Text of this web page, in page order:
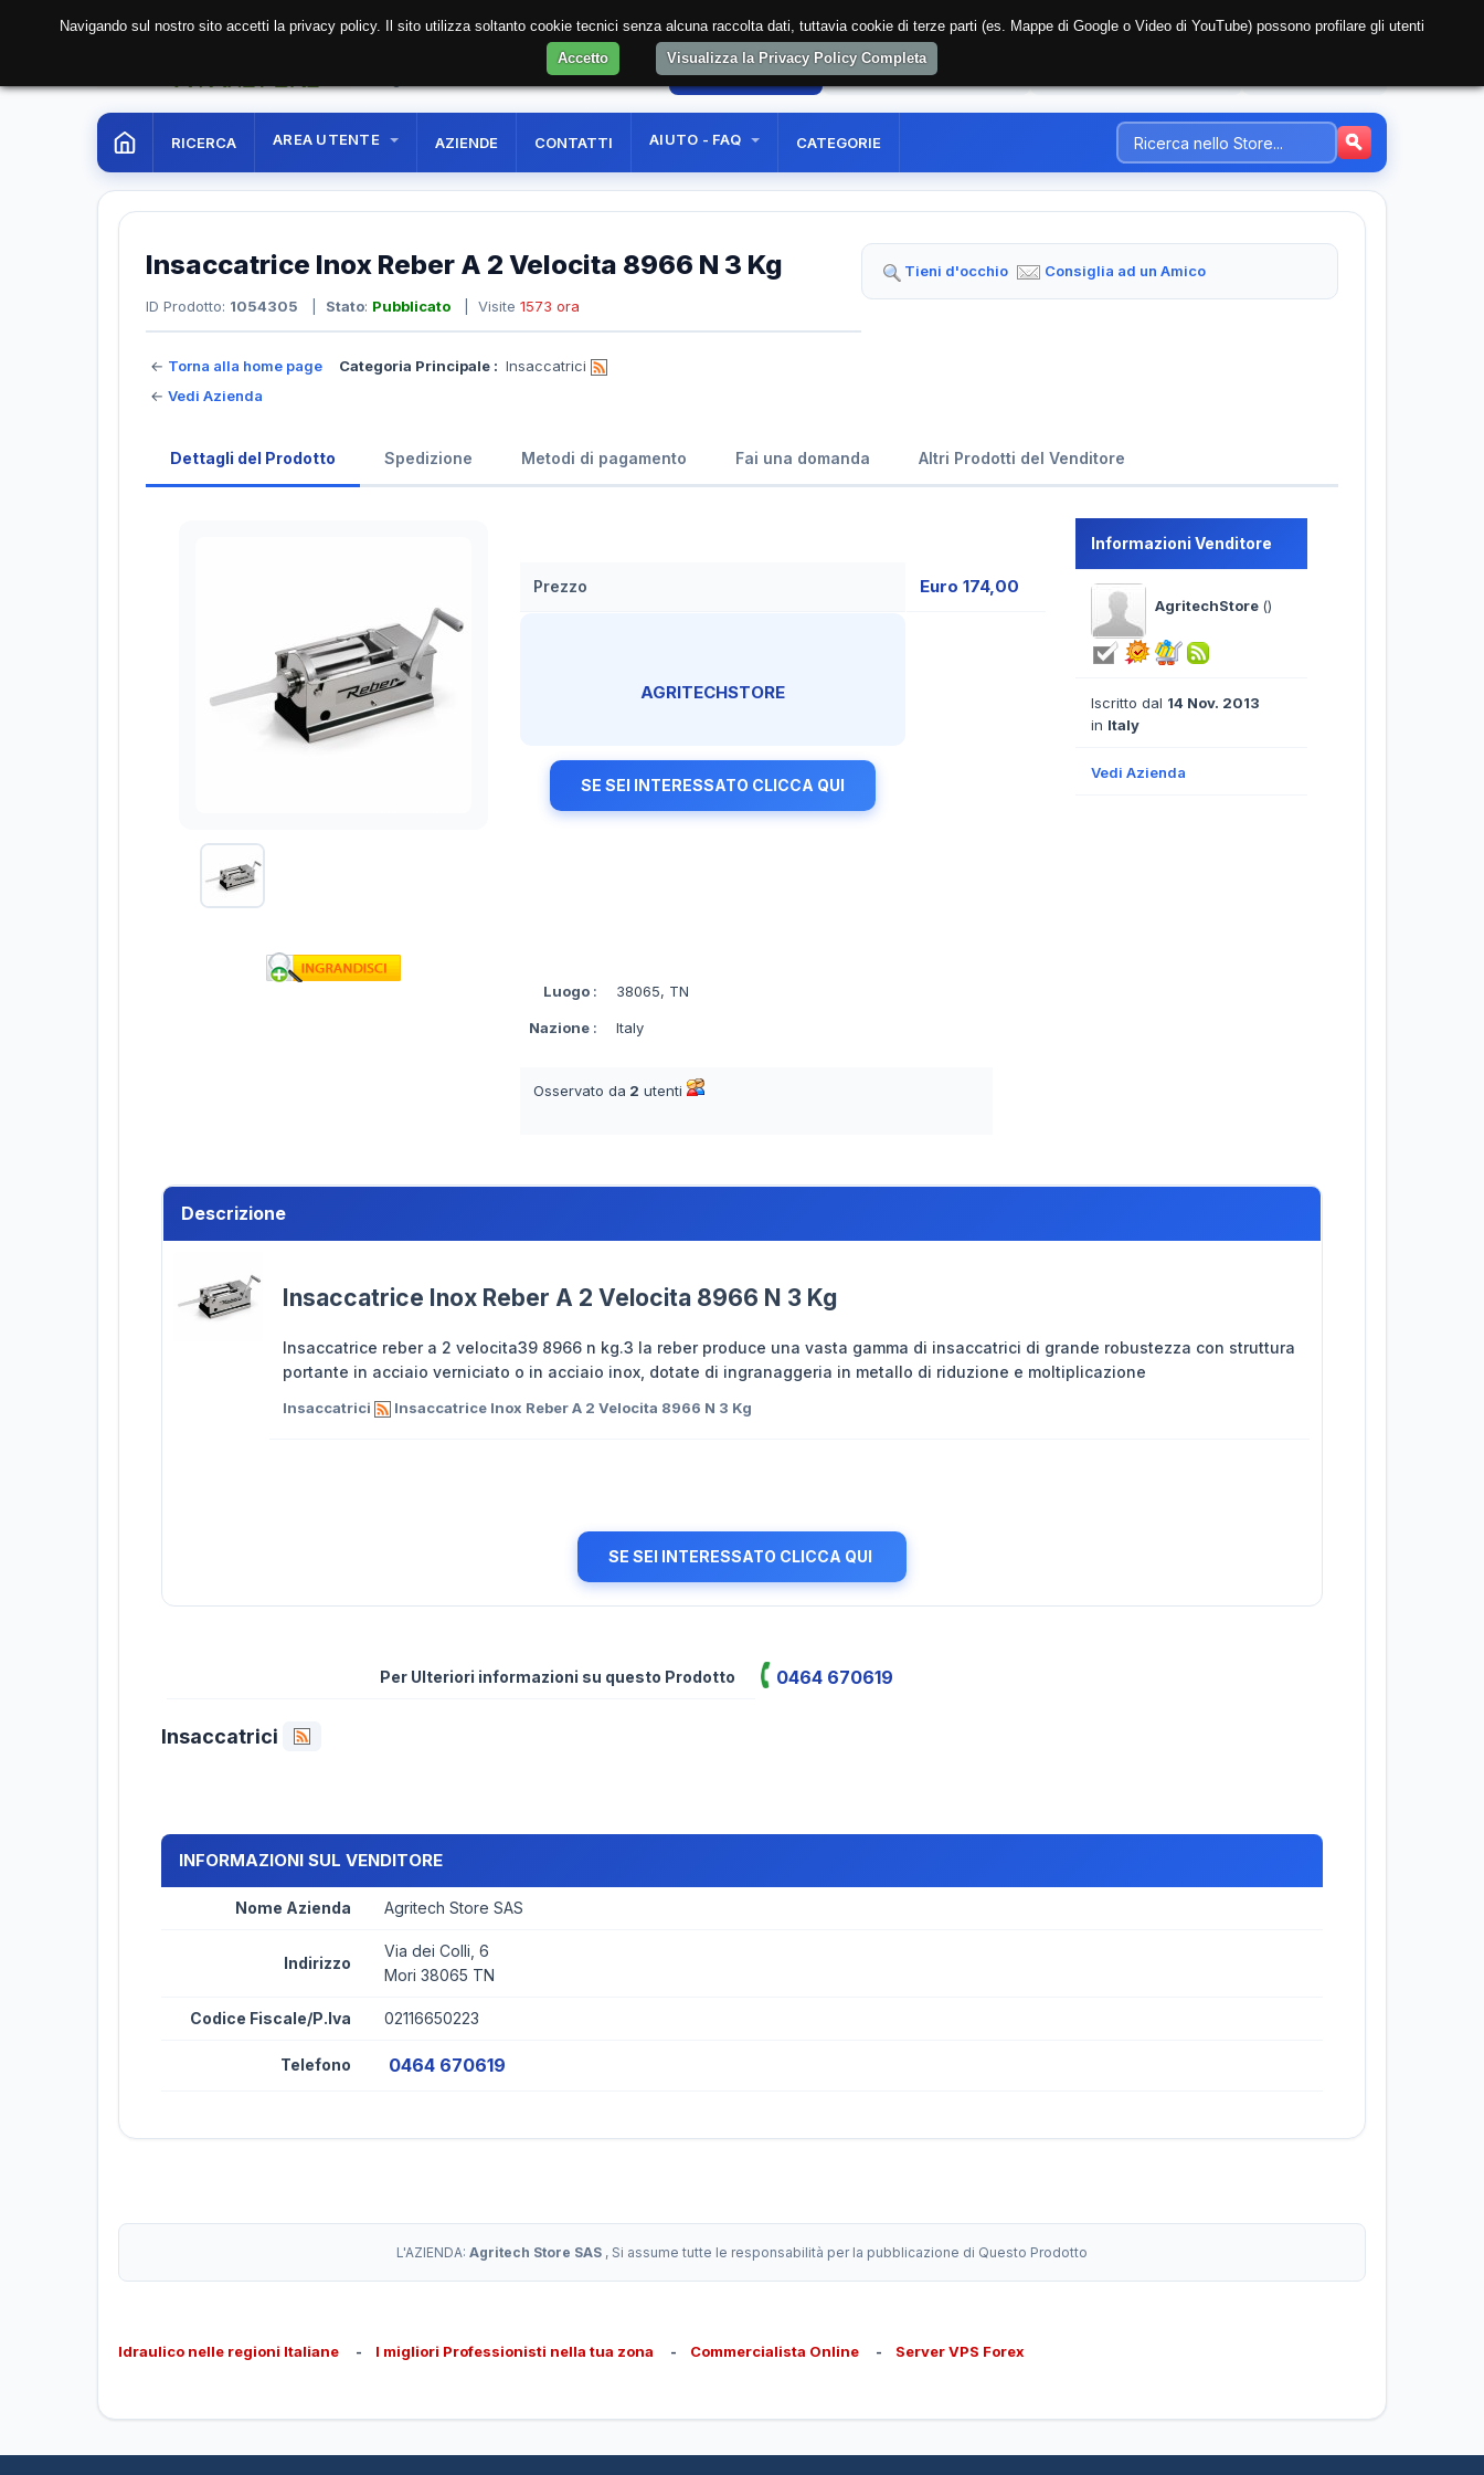
AREA RISERVATA REGISTRAZIONE UTENTE
RICERCA AREA UTENTE AZIENDE CONTATTI AIUTO - FAQ CATEGORIE
Insaccatrice Inox Reber A 2 Velocita 8966 N 3 Kg
ID Prodotto: 1054305 Stato: Pubblicato | Visite 1573 ora
← Torna alla home page
← Vedi Azienda
Categoria Principale : Insaccatrici
Tieni d'occhio Consiglia ad un Amico
Dettagli del Prodotto Spedizione Metodi di pagamento Fai una domanda Altri Prodotti del Venditore
Prezzo Euro 174,00
AGRITECHSTORE
SE SEI INTERESSATO CLICCA QUI
Luogo : 38065, TN
Nazione : Italy
Osservato da 2 utenti
Informazioni Venditore
AgritechStore ()
Iscritto dal 14 Nov. 2013
in Italy
Vedi Azienda
Descrizione
Insaccatrice Inox Reber A 2 Velocita 8966 N 3 Kg
Insaccatrice reber a 2 velocita39 8966 n kg.3 la reber produce una vasta gamma di insaccatrici di grande robustezza con struttura
portante in acciaio verniciato o in acciaio inox, dotate di ingranaggeria in metallo di riduzione e moltiplicazione
Insaccatrici Insaccatrice Inox Reber A 2 Velocita 8966 N 3 Kg
SE SEI INTERESSATO CLICCA QUI
Per Ulteriori informazioni su questo Prodotto 0464 670619
Insaccatrici
INFORMAZIONI SUL VENDITORE
Nome Azienda Agritech Store SAS
Indirizzo
Via dei Colli, 6
Mori 38065 TN
Codice Fiscale/P.Iva 02116650223
Telefono 0464 670619
L'AZIENDA: Agritech Store SAS , Si assume tutte le responsabilità per la pubblicazione di Questo Prodotto
Idraulico nelle regioni Italiane - I migliori Professionisti nella tua zona - Commercialista Online - Server VPS Forex
Navigando sul nostro sito accetti la privacy policy. Il sito utilizza soltanto cookie tecnici senza alcuna raccolta dati, tuttavia cookie di terze parti (es. Mappe di Google o Video di YouTube) possono profilare gli utenti
Accetto
Visualizza la Privacy Policy Completa